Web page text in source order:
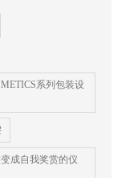
系列包装设
成自我奖赏的仪